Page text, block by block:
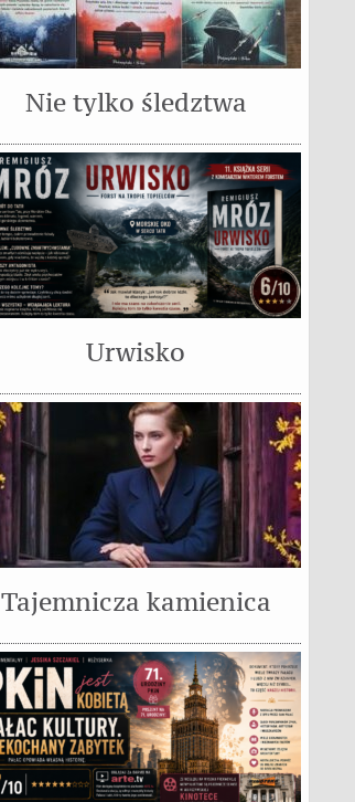
Nie tylko śledztwa
Urwisko
Tajemnicza kamienica